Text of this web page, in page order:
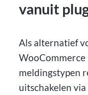
vanuit
Als alternatief
meldingstypen
uitschakelen via